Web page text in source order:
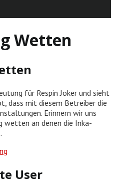
Wetten
für Respin Joker und sieht
dass mit diesem Betreiber die
Erinnern wir uns
wetten an denen die Inka-
User